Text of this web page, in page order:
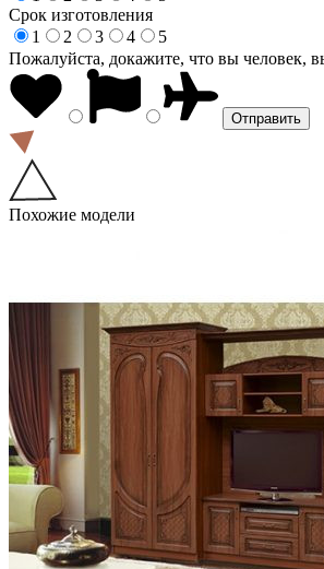
Срок изготовления
1
2 3 4
5
Пожалуйста, докажите, что вы человек,
Похожие модели